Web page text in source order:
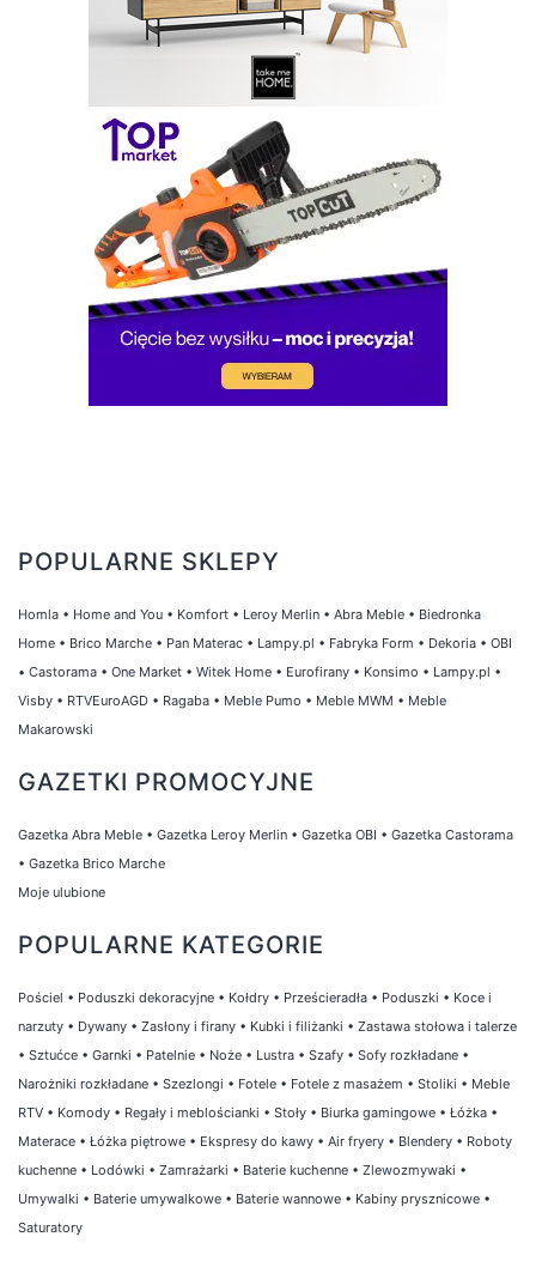
POPULARNE SKLEPY
Homla • Home and You • Komfort • Leroy Merlin • Abra Meble • Biedronka
Home • Brico Marche • Pan Materac • Lampy.pl • Fabryka Form • Dekoria • OBI
• Castorama • One Market • Witek Home • Eurofirany • Konsimo • Lampy.pl •
Visby • RTVEuroAGD • Ragaba • Meble Pumo • Meble MWM • Meble
Makarowski
GAZETKI PROMOCYJNE
Gazetka Abra Meble • Gazetka Leroy Merlin • Gazetka OBI • Gazetka Castorama
• Gazetka Brico Marche
Moje ulubione
POPULARNE KATEGORIE
Pościel • Poduszki dekoracyjne • Kołdry • Prześcieradła • Poduszki • Koce i
narzuty • Dywany • Zasłony i firany • Kubki i filiżanki • Zastawa stołowa i talerze
• Sztućce • Garnki • Patelnie • Noże • Lustra • Szafy • Sofy rozkładane •
Narożniki rozkładane • Szezlongi • Fotele • Fotele z masażem • Stoliki • Meble
RTV • Komody • Regały i meblościanki • Stoły • Biurka gamingowe • Łóżka •
Materace • Łóżka piętrowe • Ekspresy do kawy • Air fryery • Blendery • Roboty
kuchenne • Lodówki • Zamrażarki • Baterie kuchenne • Zlewozmywaki •
Umywalki • Baterie umywalkowe • Baterie wannowe • Kabiny prysznicowe •
Saturatory